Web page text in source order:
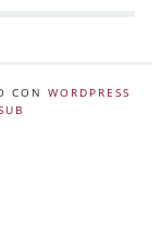
CON WORDPRESS